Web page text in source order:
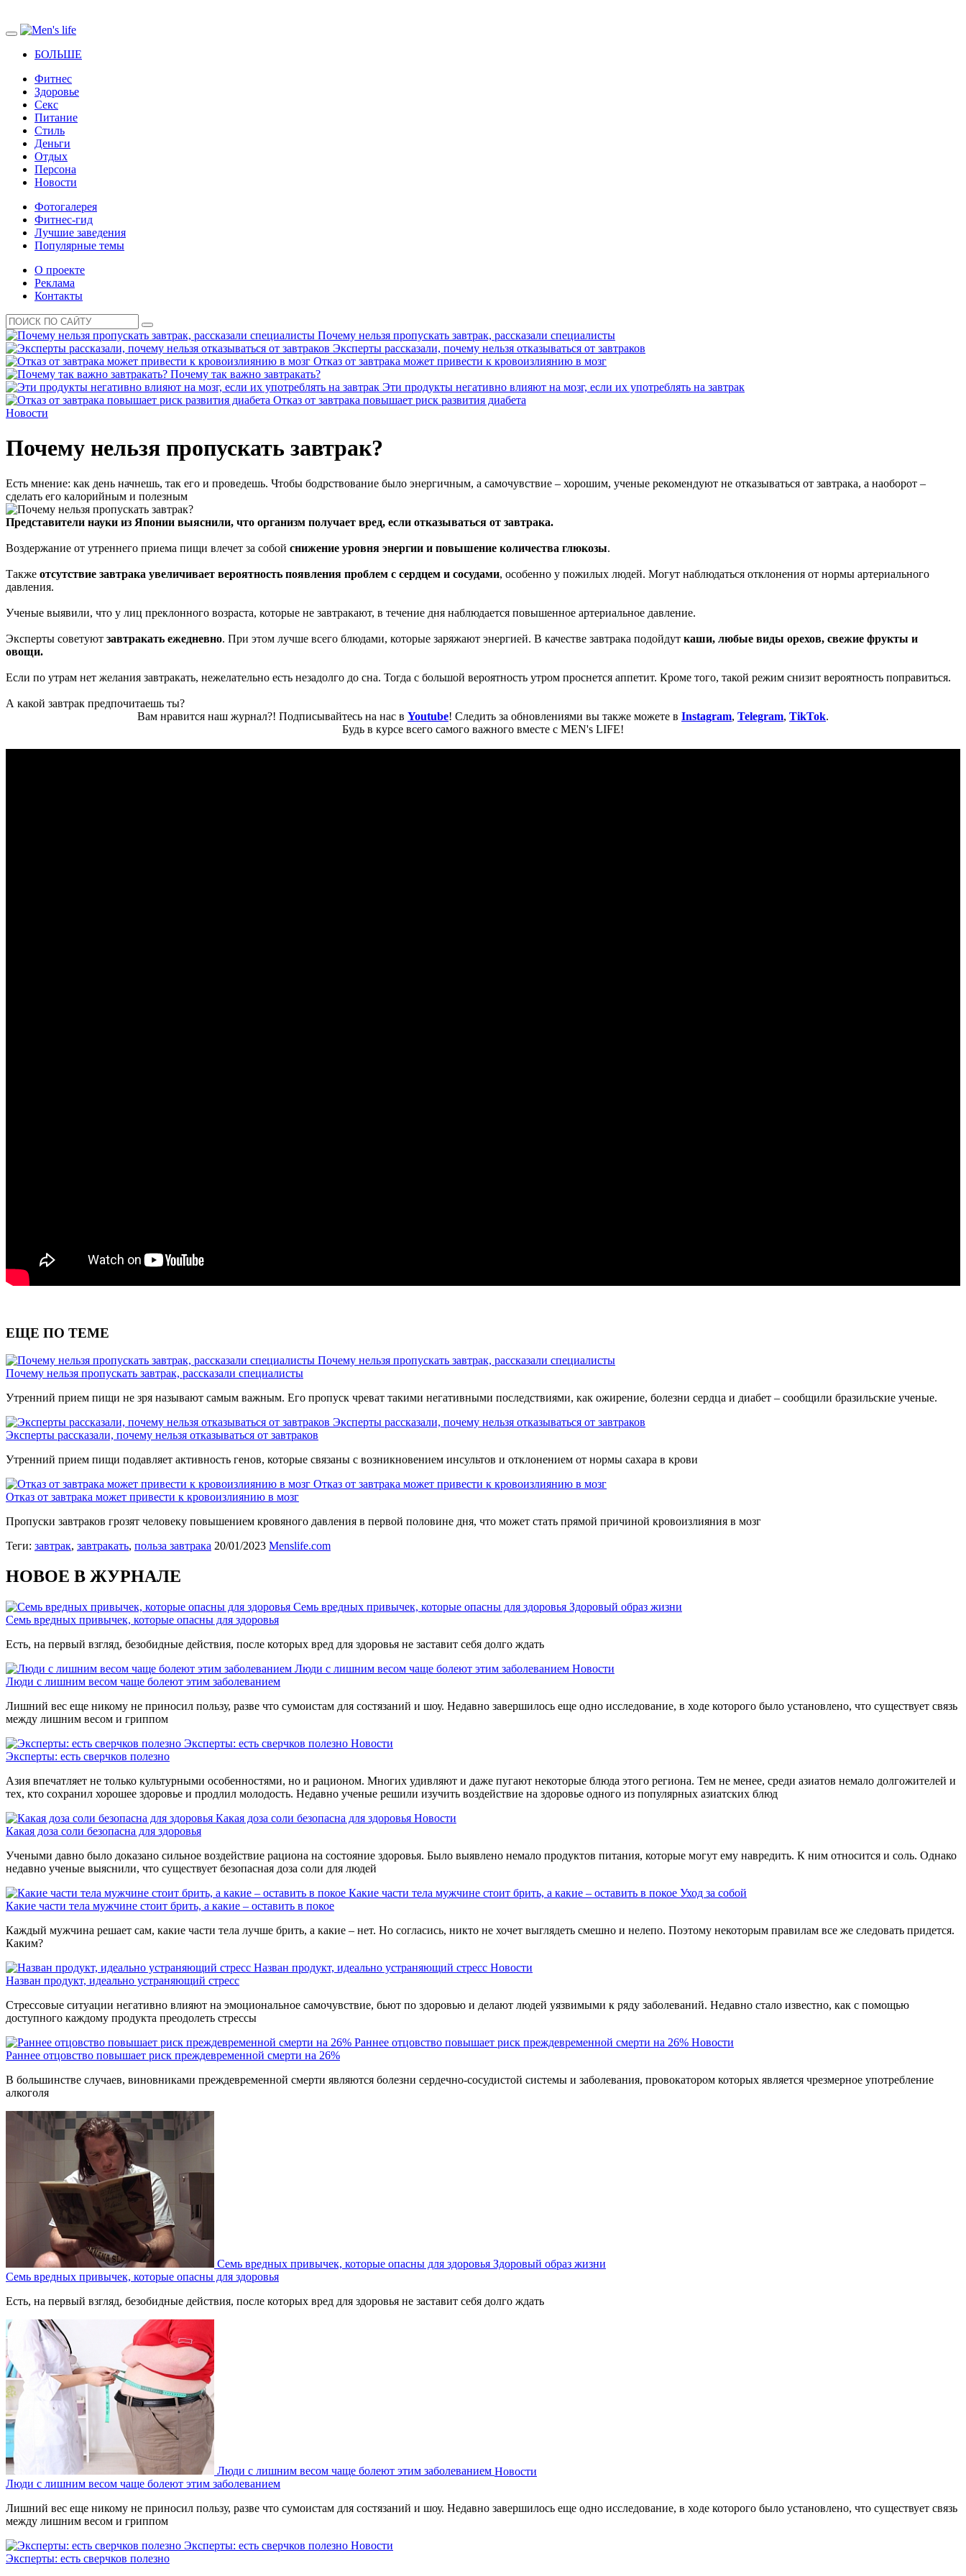
БОЛЬШЕ
Фитнес
Здоровье
Секс
Питание
Стиль
Деньги
Отдых
Персона
Новости
Фотогалерея
Фитнес-гид
Лучшие заведения
Популярные темы
О проекте
Реклама
Контакты
Почему нельзя пропускать завтрак, рассказали специалисты
Эксперты рассказали, почему нельзя отказываться от завтраков
Отказ от завтрака может привести к кровоизлиянию в мозг
Почему так важно завтракать?
Эти продукты негативно влияют на мозг, если их употреблять на завтрак
Отказ от завтрака повышает риск развития диабета
Новости
Почему нельзя пропускать завтрак?
Есть мнение: как день начнешь, так его и проведешь. Чтобы бодрствование было энергичным, а самочувствие – хорошим, ученые рекомендуют не отказываться от завтрака, а наоборот –
сделать его калорийным и полезным
Представители науки из Японии выяснили, что организм получает вред, если отказываться от завтрака.
Воздержание от утреннего приема пищи влечет за собой снижение уровня энергии и повышение количества глюкозы.
Также отсутствие завтрака увеличивает вероятность появления проблем с сердцем и сосудами, особенно у пожилых людей. Могут наблюдаться отклонения от нормы артериального
давления.
Ученые выявили, что у лиц преклонного возраста, которые не завтракают, в течение дня наблюдается повышенное артериальное давление.
Эксперты советуют завтракать ежедневно. При этом лучше всего блюдами, которые заряжают энергией. В качестве завтрака подойдут каши, любые виды орехов, свежие фрукты и
овощи.
Если по утрам нет желания завтракать, нежелательно есть незадолго до сна. Тогда с большой вероятность утром проснется аппетит. Кроме того, такой режим снизит вероятность поправиться.
А какой завтрак предпочитаешь ты?
Вам нравится наш журнал?! Подписывайтесь на нас в Youtube! Следить за обновлениями вы также можете в Instagram, Telegram, TikTok.
Будь в курсе всего самого важного вместе с MEN's LIFE!
ЕЩЕ ПО ТЕМЕ
Почему нельзя пропускать завтрак, рассказали специалисты
Почему нельзя пропускать завтрак, рассказали специалисты
Утренний прием пищи не зря называют самым важным. Его пропуск чреват такими негативными последствиями, как ожирение, болезни сердца и диабет – сообщили бразильские ученые.
Эксперты рассказали, почему нельзя отказываться от завтраков
Эксперты рассказали, почему нельзя отказываться от завтраков
Утренний прием пищи подавляет активность генов, которые связаны с возникновением инсультов и отклонением от нормы сахара в крови
Отказ от завтрака может привести к кровоизлиянию в мозг
Отказ от завтрака может привести к кровоизлиянию в мозг
Пропуски завтраков грозят человеку повышением кровяного давления в первой половине дня, что может стать прямой причиной кровоизлияния в мозг
Теги: завтрак, завтракать, польза завтрака 20/01/2023 Menslife.com
НОВОЕ В ЖУРНАЛЕ
Семь вредных привычек, которые опасны для здоровья Здоровый образ жизни
Семь вредных привычек, которые опасны для здоровья
Есть, на первый взгляд, безобидные действия, после которых вред для здоровья не заставит себя долго ждать
Люди с лишним весом чаще болеют этим заболеванием Новости
Люди с лишним весом чаще болеют этим заболеванием
Лишний вес еще никому не приносил пользу, разве что сумоистам для состязаний и шоу. Недавно завершилось еще одно исследование, в ходе которого было установлено, что существует связь
между лишним весом и гриппом
Эксперты: есть сверчков полезно Новости
Эксперты: есть сверчков полезно
Азия впечатляет не только культурными особенностями, но и рационом. Многих удивляют и даже пугают некоторые блюда этого региона. Тем не менее, среди азиатов немало долгожителей и
тех, кто сохранил хорошее здоровье и продлил молодость. Недавно ученые решили изучить воздействие на здоровье одного из популярных азиатских блюд
Какая доза соли безопасна для здоровья Новости
Какая доза соли безопасна для здоровья
Учеными давно было доказано сильное воздействие рациона на состояние здоровья. Было выявлено немало продуктов питания, которые могут ему навредить. К ним относится и соль. Однако
недавно ученые выяснили, что существует безопасная доза соли для людей
Какие части тела мужчине стоит брить, а какие – оставить в покое Уход за собой
Какие части тела мужчине стоит брить, а какие – оставить в покое
Каждый мужчина решает сам, какие части тела лучше брить, а какие – нет. Но согласись, никто не хочет выглядеть смешно и нелепо. Поэтому некоторым правилам все же следовать придется.
Каким?
Назван продукт, идеально устраняющий стресс Новости
Назван продукт, идеально устраняющий стресс
Стрессовые ситуации негативно влияют на эмоциональное самочувствие, бьют по здоровью и делают людей уязвимыми к ряду заболеваний. Недавно стало известно, как с помощью
доступного каждому продукта преодолеть стрессы
Раннее отцовство повышает риск преждевременной смерти на 26% Новости
Раннее отцовство повышает риск преждевременной смерти на 26%
В большинстве случаев, виновниками преждевременной смерти являются болезни сердечно-сосудистой системы и заболевания, провокатором которых является чрезмерное употребление
алкоголя
Семь вредных привычек, которые опасны для здоровья Здоровый образ жизни
Семь вредных привычек, которые опасны для здоровья
Есть, на первый взгляд, безобидные действия, после которых вред для здоровья не заставит себя долго ждать
Люди с лишним весом чаще болеют этим заболеванием Новости
Люди с лишним весом чаще болеют этим заболеванием
Лишний вес еще никому не приносил пользу, разве что сумоистам для состязаний и шоу. Недавно завершилось еще одно исследование, в ходе которого было установлено, что существует связь
между лишним весом и гриппом
Эксперты: есть сверчков полезно Новости
Эксперты: есть сверчков полезно